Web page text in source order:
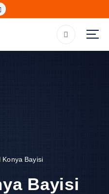
Konya Bayisi
Bayisi